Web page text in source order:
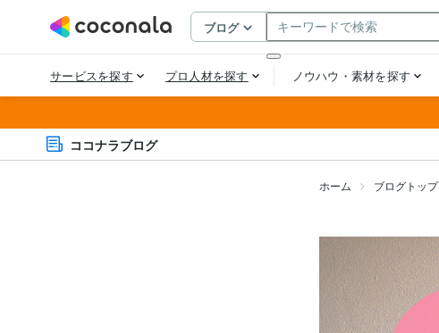
ココナラブログ
ホーム ブログトップ